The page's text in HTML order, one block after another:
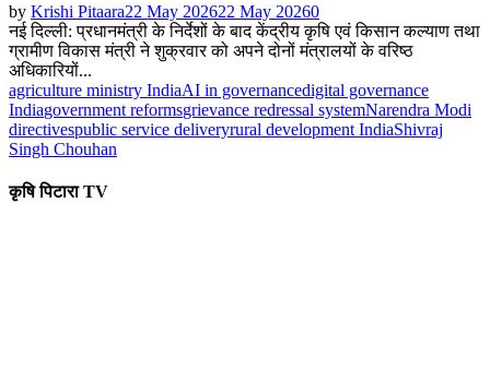
by Krishi Pitaara22 May 202622 May 20260
नई दिल्ली: प्रधानमंत्री के निर्देशों के बाद केंद्रीय कृषि एवं किसान कल्याण तथा
ग्रामीण विकास मंत्री ने शुक्रवार को अपने दोनों मंत्रालयों के वरिष्ठ
अधिकारियों...
agriculture ministry IndiaAI in governancedigital governance
Indiagovernment reformsgrievance redressal systemNarendra Modi
directivespublic service deliveryrural development IndiaShivraj
Singh Chouhan
कृषि पिटारा TV